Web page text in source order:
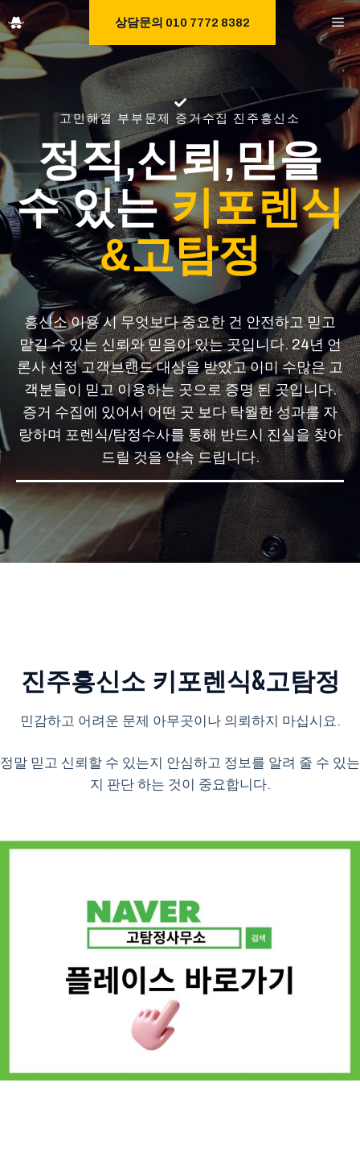
to
content
상담문의 010 7772 8382
고민해결 부부문제 증거수집 진주흥신소
정직,신뢰,믿을
수 있는키포렌식
&고탐정
흥신소 이용 시 무엇보다 중요한 건 안전하고 믿고
맡길 수 있는 신뢰와 믿음이 있는 곳입니다. 24년 언
론사 선정 고객브랜드 대상을 받았고 이미 수많은 고
객분들이 믿고 이용하는 곳으로 증명 된 곳입니다.
증거 수집에 있어서 어떤 곳 보다 탁월한 성과를 자
랑하며 포렌식/탐정수사를 통해 반드시 진실을 찾아
드릴 것을 약속 드립니다.
진주흥신소 키포렌식&고탐정
민감하고 어려운 문제 아무곳이나 의뢰하지 마십시요.
정말 믿고 신뢰할 수 있는지 안심하고 정보를 알려 줄 수 있는
지 판단 하는 것이 중요합니다.